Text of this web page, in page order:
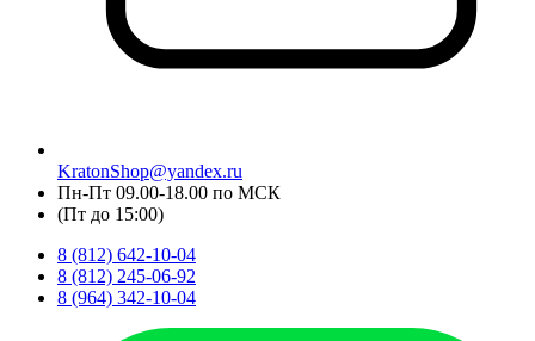
KratonShop@yandex.ru
Пн-Пт 09.00-18.00 по МСК
(Пт до 15:00)
8 (812) 642-10-04
8 (812) 245-06-92
8 (964) 342-10-04